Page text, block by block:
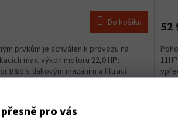
pro vás
Do košíku
prvkům je schválen k provozu na
max. výkon motoru 22,0 HP;
B&S s tlakovým mazáním a filtrací
52